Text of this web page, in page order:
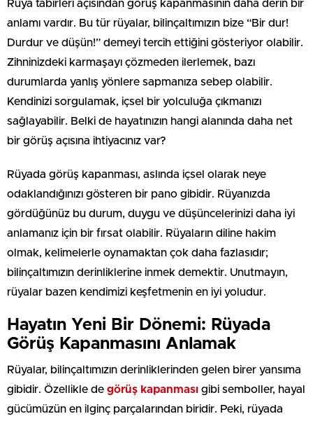
Rüya tabirleri açısından görüş kapanmasının daha derin bir
anlamı vardır. Bu tür rüyalar, bilinçaltımızın bize “Bir dur!
Durdur ve düşün!” demeyi tercih ettiğini gösteriyor olabilir.
Zihninizdeki karmaşayı çözmeden ilerlemek, bazı
durumlarda yanlış yönlere sapmanıza sebep olabilir.
Kendinizi sorgulamak, içsel bir yolculuğa çıkmanızı
sağlayabilir. Belki de hayatınızın hangi alanında daha net
bir görüş açısına ihtiyacınız var?
Rüyada görüş kapanması, aslında içsel olarak neye
odaklandığınızı gösteren bir pano gibidir. Rüyanızda
gördüğünüz bu durum, duygu ve düşüncelerinizi daha iyi
anlamanız için bir fırsat olabilir. Rüyaların diline hakim
olmak, kelimelerle oynamaktan çok daha fazlasıdır;
bilinçaltımızın derinliklerine inmek demektir. Unutmayın,
rüyalar bazen kendimizi keşfetmenin en iyi yoludur.
Hayatın Yeni Bir Dönemi: Rüyada
Görüş Kapanmasını Anlamak
Rüyalar, bilinçaltımızın derinliklerinden gelen birer yansıma
gibidir. Özellikle de görüş kapanması gibi semboller, hayal
gücümüzün en ilginç parçalarından biridir. Peki, rüyada